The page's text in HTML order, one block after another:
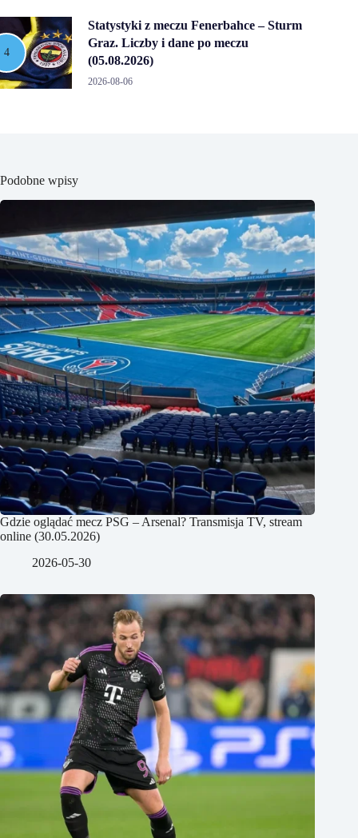
Statystyki z meczu Fenerbahce – Sturm
Graz. Liczby i dane po meczu
(05.08.2026)
2026-08-06
Podobne wpisy
Gdzie oglądać mecz PSG – Arsenal? Transmisja TV, stream
online (30.05.2026)
2026-05-30